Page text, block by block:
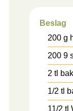
Beslag
200 g
200 9
2 tl
1/2 tl
11/2 tl